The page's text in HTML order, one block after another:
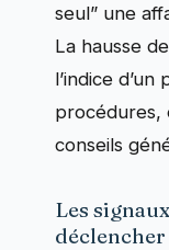
seul” une
La hausse
l’indice
procédures,
conseils
Les